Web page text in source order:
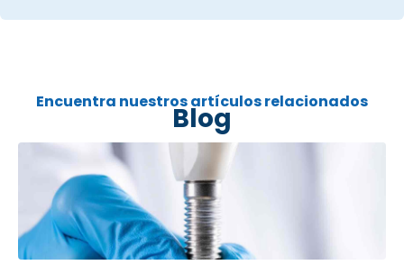
Encuentra nuestros artículos relacionados
Blog